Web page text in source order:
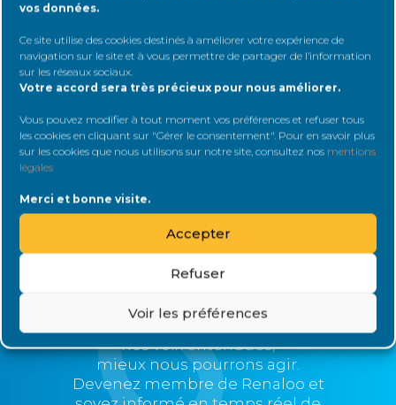
vos données.
Ce site utilise des cookies destinés à améliorer votre expérience de
navigation sur le site et à vous permettre de partager de l’information
sur les réseaux sociaux.
Votre accord sera très précieux pour nous améliorer.
Vous pouvez modifier à tout moment vos préférences et refuser tous
les cookies en cliquant sur "Gérer le consentement". Pour en savoir plus
sur les cookies que nous utilisons sur notre site, consultez nos mentions
légales
Merci et bonne visite.
Accepter
Refuser
Voir les préférences
Rester connecté
Connexion
Rejoignez Renaloo
Plus nous serons nombreux,
plus nous serons représentatifs et
nos voix entendues,
mieux nous pourrons agir.
Devenez membre de Renaloo et